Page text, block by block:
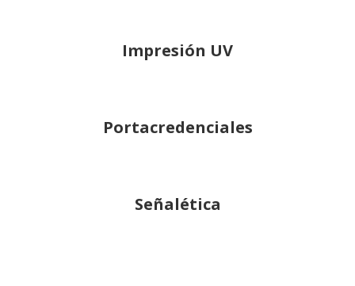
Impresión UV
Portacredenciales
Señalética